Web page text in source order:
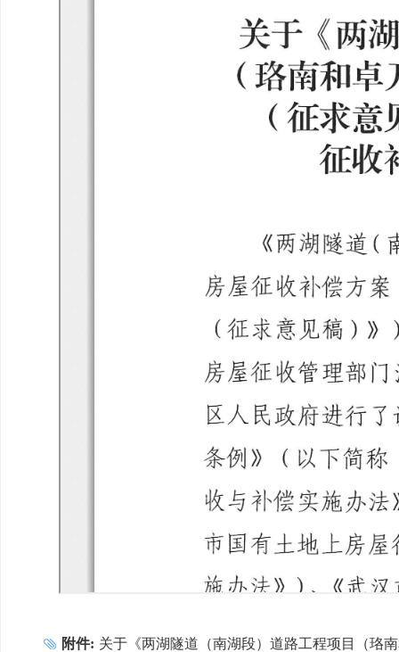
附件: 关于《两湖隧道（南湖段）道路工程项目（珞